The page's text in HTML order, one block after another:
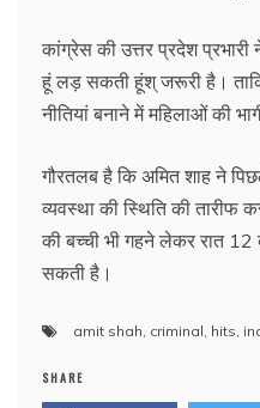
कांग्रेस की उत्तर प्रदेश
हूं लड़ सकती हूंश् जरूरी है।
नीतियां बनाने में महिलाओं की
गौरतलब है कि अमित शाह ने
व्यवस्था की स्थिति की
की बच्ची भी गहने लेकर रात
सकती है।
amit shah criminal hits
SHARE